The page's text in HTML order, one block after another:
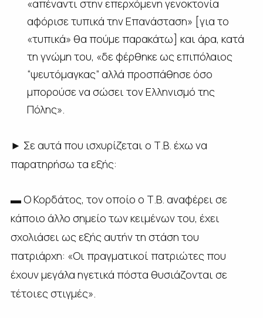
«απέναντι στην επερχόμενη γενοκτονία
αφόρισε τυπικά την Επανάσταση» [για το
«τυπικά» θα πούμε παρακάτω] και άρα, κατά
τη γνώμη του, «δε φέρθηκε ως επιπόλαιος
“ψευτόμαγκας” αλλά προσπάθησε όσο
μπορούσε να σώσει τον Ελληνισμό της
Πόλης».
► Σε αυτά που ισχυρίζεται ο Τ.Β. έχω να
παρατηρήσω τα εξής:
▬ Ο Κορδάτος, τον οποίο ο Τ.Β. αναφέρει σε
κάποιο άλλο σημείο των κειμένων του, έχει
σχολιάσει ως εξής αυτήν τη στάση του
πατριάρχη: «Οι πραγματικοί πατριώτες που
έχουν μεγάλα ηγετικά πόστα θυσιάζονται σε
τέτοιες στιγμές».